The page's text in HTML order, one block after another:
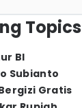
Topics
BI
Subianto
Gratis